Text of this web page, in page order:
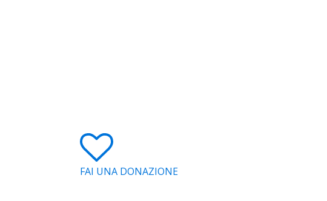
FAI UNA DONAZIONE